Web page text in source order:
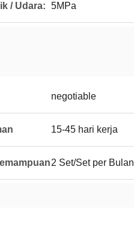
/ Udara: 5MPa
negotiable
15-45 hari kerja
2 Set/Set per Bulan